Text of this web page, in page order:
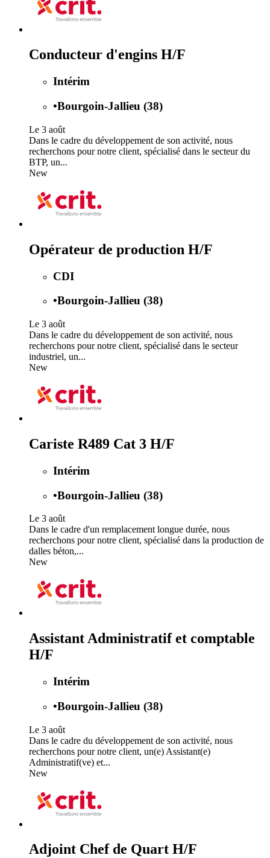
Conducteur d'engins H/F
Intérim
•Bourgoin-Jallieu (38)
Le 3 août
Dans le cadre du développement de son activité, nous
recherchons pour notre client, spécialisé dans le secteur du
BTP, un...
New
Opérateur de production H/F
CDI
•Bourgoin-Jallieu (38)
Le 3 août
Dans le cadre du développement de son activité, nous
recherchons pour notre client, spécialisé dans le secteur
industriel, un...
New
Cariste R489 Cat 3 H/F
Intérim
•Bourgoin-Jallieu (38)
Le 3 août
Dans le cadre d'un remplacement longue durée, nous
recherchons pour notre client, spécialisé dans la production de
dalles béton,...
New
Assistant Administratif et comptable
H/F
Intérim
•Bourgoin-Jallieu (38)
Le 3 août
Dans le cadre du développement de son activité, nous
recherchons pour notre client, un(e) Assistant(e)
Administratif(ve) et...
New
Adjoint Chef de Quart H/F